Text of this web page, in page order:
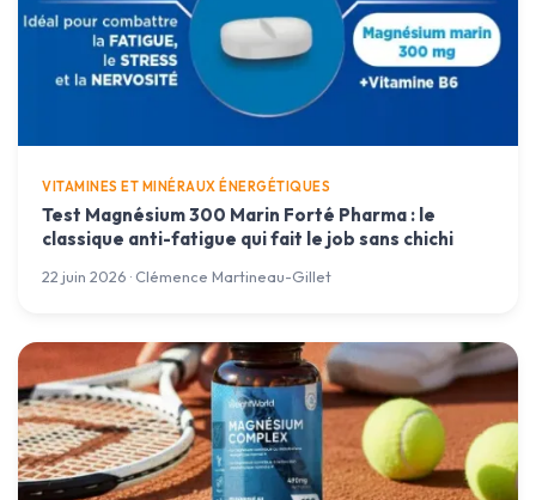
VITAMINES ET MINÉRAUX ÉNERGÉTIQUES
Test Magnésium 300 Marin Forté Pharma : le
classique anti-fatigue qui fait le job sans chichi
22 juin 2026 · Clémence Martineau-Gillet